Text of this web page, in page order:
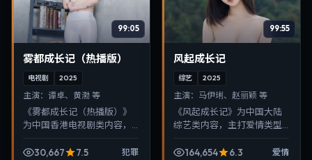
99:05
雾都成长记（热播版）
电视剧 2025
主演： 谭卓、黄渤 等
《雾都成长记（热播版）》
为中国香港电视剧类内容，
凑、画面清晰，适合移动端
30,667 7.5 犯罪
99:55
风起成长记
综艺 2025
主演： 马伊琍、赵丽颖 等
《风起成长记》为中国大陆
综艺类内容，主打爱情类型
晰，适合移动端与电视端随
164,654 6.3 爱情